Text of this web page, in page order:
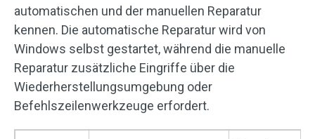
automatischen und der manuellen Reparatur
kennen. Die automatische Reparatur wird von
Windows selbst gestartet, während die manuelle
Reparatur zusätzliche Eingriffe über die
Wiederherstellungsumgebung oder
Befehlszeilenwerkzeuge erfordert.